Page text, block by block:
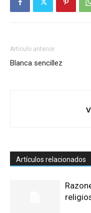
Artículo anterior
Blanca sencillez
Artículos relacionados